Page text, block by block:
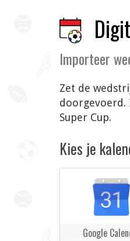
Importeer
Zet de
doorgevoerd.
Super Cup.
Kies je
Google